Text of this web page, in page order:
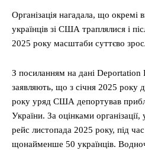
Організація нагадала, що окремі
українців зі США траплялися і
2025 року масштаби суттєво
З посиланням на дані Deportation
заявляють, що з січня 2025 року
року уряд США депортував
України. За оцінками
рейс листопада 2025 року, під
щонайменше 50 українців.